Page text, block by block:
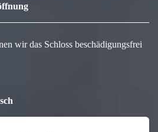
wir das Schloss beschädigungsfrei